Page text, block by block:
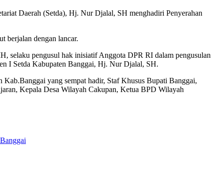
Daerah (Setda), Hj. Nur Djalal, SH menghadiri Penyerahan
berjalan dengan lancar.
selaku pengusul hak inisiatif Anggota DPR RI dalam pengusulan
I Setda Kabupaten Banggai, Hj. Nur Djalal, SH.
yang sempat hadir, Staf Khusus Bupati Banggai,
Kepala Desa Wilayah Cakupan, Ketua BPD Wilayah